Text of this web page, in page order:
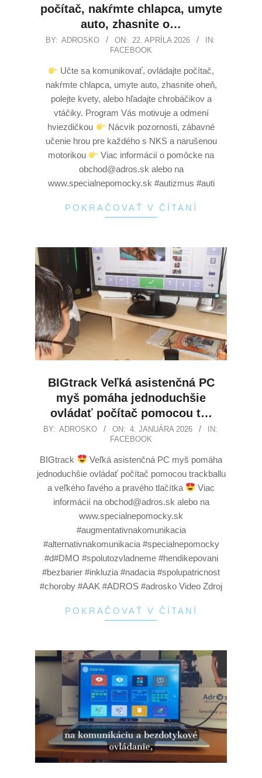
počítač, nakŕmte chlapca, umyte
auto, zhasnite o…
BY: ADROSKO ON: 22. APRÍLA 2026
IN:
FACEBOOK
Učte sa komunikovať, ovládajte počítač,
nakŕmte chlapca, umyte auto, zhasnite oheň,
polejte kvety, alebo hľadajte chrobáčikov a
vtáčiky. Program Vás motivuje a odmení
hviezdičkou
Nácvik pozornosti, zábavné
učenie hrou pre každého s NKS a narušenou
motorikou
Viac informácií o pomôcke na
obchod@adros.sk alebo na
www.specialnepomocky.sk #autizmus #auti
POKRAČOVAŤ V ČÍTANÍ
BIGtrack Veľká asistenčná PC
myš pomáha jednoduchšie
ovládať počítač pomocou t…
BY: ADROSKO ON: 4. JANUÁRA 2026
IN:
FACEBOOK
BIGtrack
Veľká asistenčná PC myš pomáha
jednoduchšie ovládať počítač pomocou trackballu
a veľkého ľavého a pravého tlačítka
Viac
informácií na obchod@adros.sk alebo na
www.specialnepomocky.sk
#augmentativnakomunikacia
#alternativnakomunikacia #specialnepomocky
#d#DMO #spolutozvladneme #hendikepovani
#bezbarier #inkluzia #nadacia #spolupatricnost
#choroby #AAK #ADROS #adrosko Video Zdroj
POKRAČOVAŤ V ČÍTANÍ